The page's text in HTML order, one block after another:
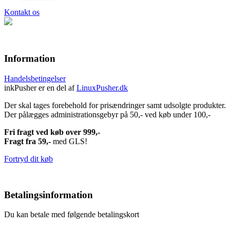
Kontakt os
Information
Handelsbetingelser
inkPusher er en del afLinuxPusher.dk
Der skal tages forebehold for prisændringer samt udsolgte produkter.
Der pålægges administrationsgebyr på 50,- ved køb under 100,-
Fri fragt ved køb over 999,-
Fragt fra 59,- med GLS!
Fortryd dit køb
Betalingsinformation
Du kan betale med følgende betalingskort